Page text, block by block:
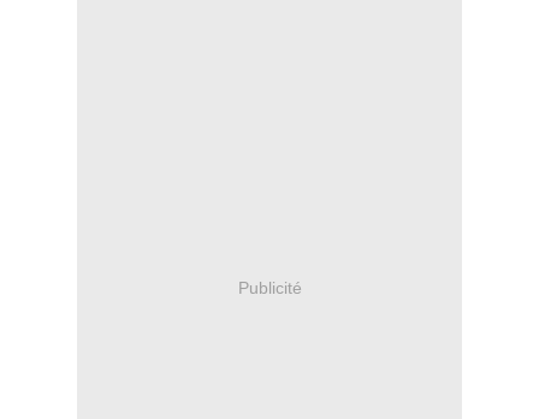
Publicité